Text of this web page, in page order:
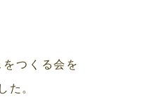
つくる会を
た。